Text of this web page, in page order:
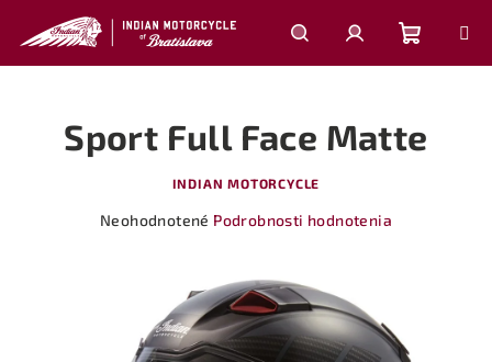
obsah
HľadaťPrihlásenie
košík
Sport Full Face Matte
INDIAN MOTORCYCLE
Priemerné
Neohodnotené Podrobnosti hodnotenia